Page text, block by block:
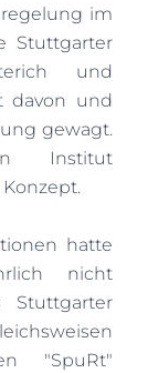
im
Stuttgarter
und
davon und
gewagt.
Institut
hatte
nicht
Stuttgarter
"SpuRt"